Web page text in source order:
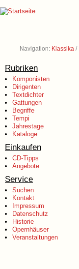
Navigation: Klassika /
Rubriken
Komponisten
Dirigenten
Textdichter
Gattungen
Begriffe
Tempi
Jahrestage
Kataloge
Einkaufen
CD-Tipps
Angebote
Service
Suchen
Kontakt
Impressum
Datenschutz
Historie
Opernhäuser
Veranstaltungen